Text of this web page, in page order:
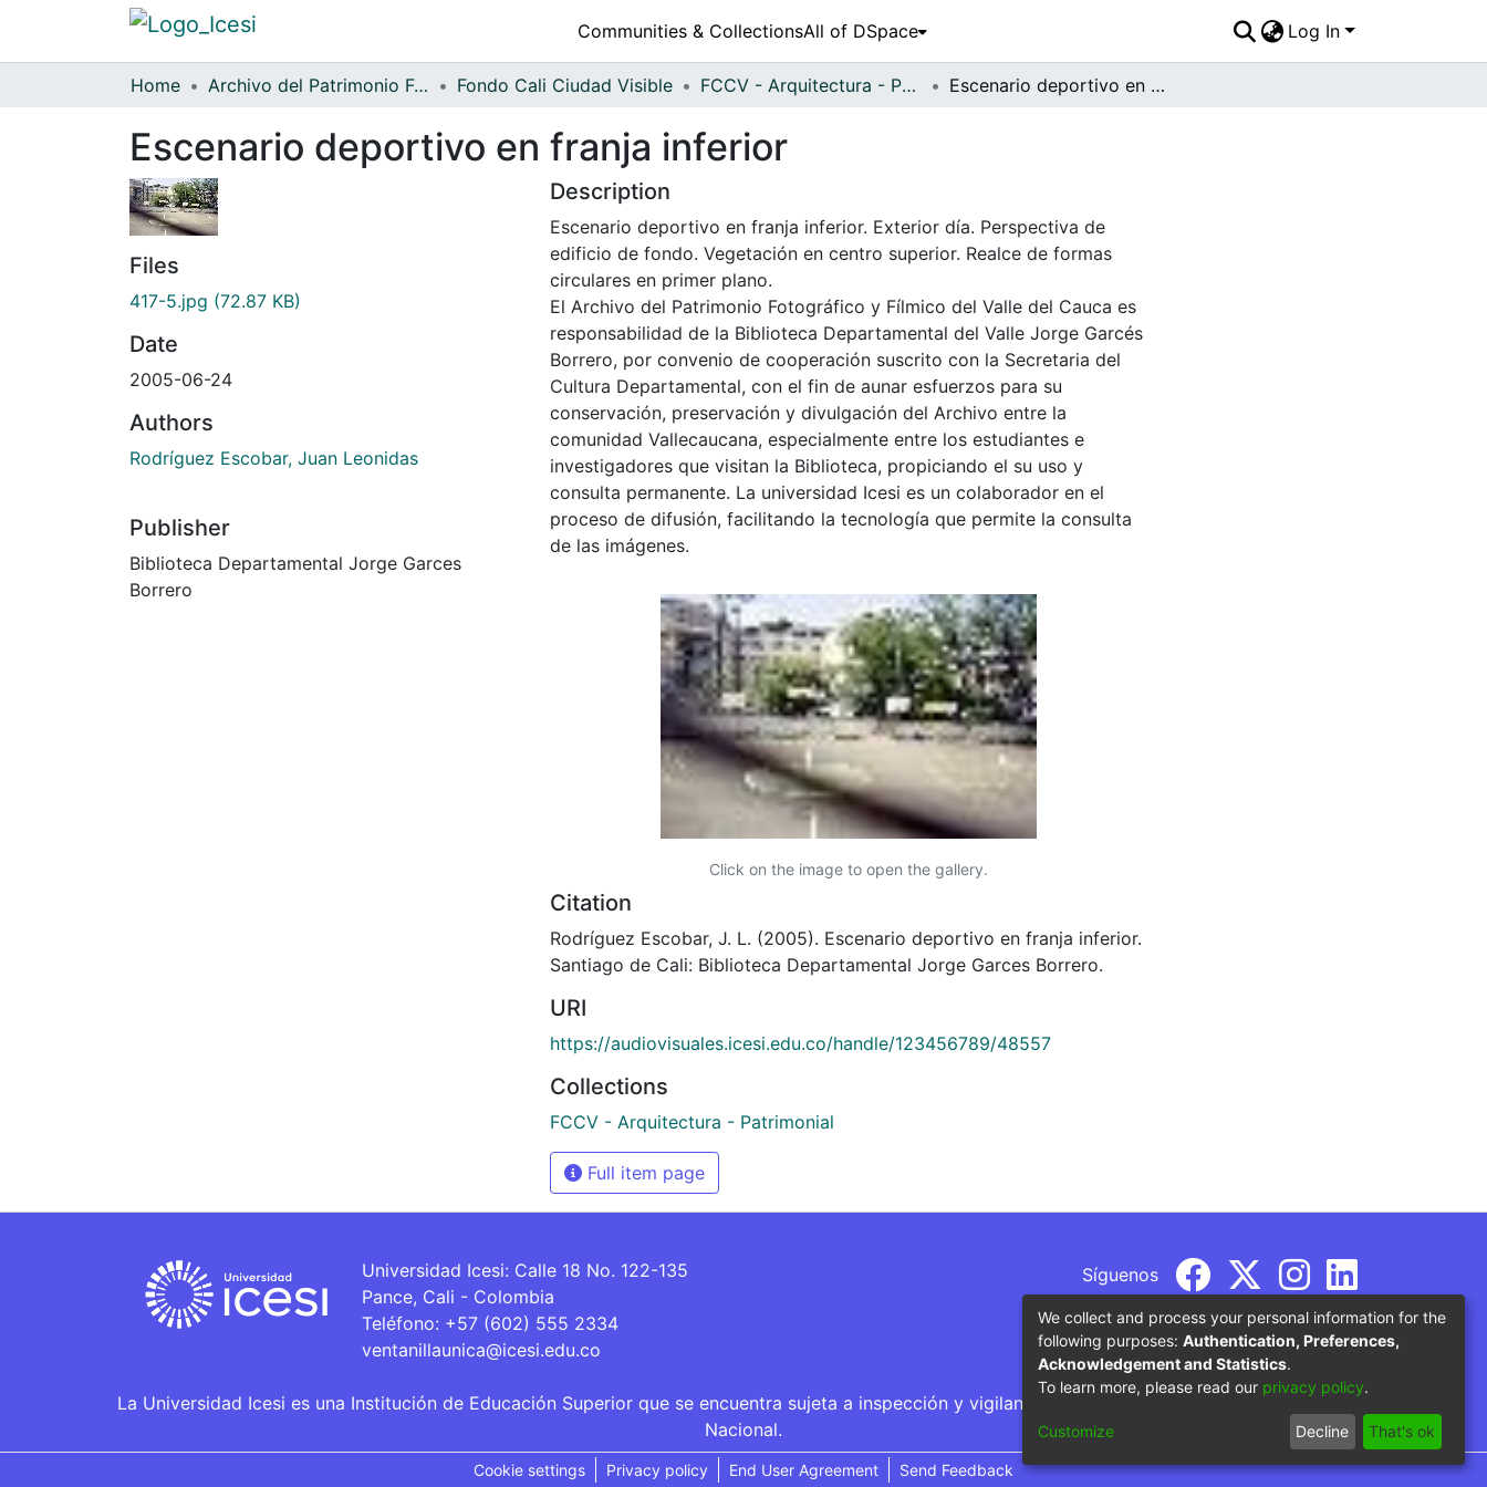
Communities & CollectionsAll of DSpace Log In
Home Archivo del Patrimonio Fotográfico y Fílmico del Valle del Cauca Fondo Cali Ciudad Visible FCCV - Arquitectura - Patrimonial Escenario deportivo en franja inferior
Escenario deportivo en franja inferior
Files
417-5.jpg (72.87 KB)
Date
2005-06-24
Authors
Rodríguez Escobar, Juan Leonidas
Publisher
Biblioteca Departamental Jorge Garces
Borrero
Description
Escenario deportivo en franja inferior. Exterior día. Perspectiva de
edificio de fondo. Vegetación en centro superior. Realce de formas
circulares en primer plano.
El Archivo del Patrimonio Fotográfico y Fílmico del Valle del Cauca es
responsabilidad de la Biblioteca Departamental del Valle Jorge Garcés
Borrero, por convenio de cooperación suscrito con la Secretaria del
Cultura Departamental, con el fin de aunar esfuerzos para su
conservación, preservación y divulgación del Archivo entre la
comunidad Vallecaucana, especialmente entre los estudiantes e
investigadores que visitan la Biblioteca, propiciando el su uso y
consulta permanente. La universidad Icesi es un colaborador en el
proceso de difusión, facilitando la tecnología que permite la consulta
de las imágenes.
Click on the image to open the gallery.
Citation
Rodríguez Escobar, J. L. (2005). Escenario deportivo en franja inferior.
Santiago de Cali: Biblioteca Departamental Jorge Garces Borrero.
URI
https://audiovisuales.icesi.edu.co/handle/123456789/48557
Collections
FCCV - Arquitectura - Patrimonial
Full item page
Universidad Icesi: Calle 18 No. 122-135
Pance, Cali - Colombia
Teléfono: +57 (602) 555 2334
ventanillaunica@icesi.edu.co
Síguenos
La Universidad Icesi es una Institución de Educación Superior que se encuentra sujeta a inspección y vigilancia por parte del Ministerio de Educación
Nacional.
Cookie settings Privacy policy End User Agreement Send Feedback
We collect and process your personal information for the
following purposes: Authentication, Preferences,
Acknowledgement and Statistics.
To learn more, please read our privacy policy.
Customize Decline That's ok